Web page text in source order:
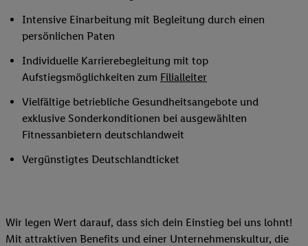
Intensive Einarbeitung mit Begleitung durch einen
persönlichen Paten
Individuelle Karrierebegleitung mit top
Aufstiegsmöglichkeiten zum Filialleiter
Vielfältige betriebliche Gesundheitsangebote und
exklusive Sonderkonditionen bei ausgewählten
Fitnessanbietern deutschlandweit
Vergünstigtes Deutschlandticket
Wir legen Wert darauf, dass sich dein Einstieg bei uns lohnt!
Mit attraktiven Benefits und einer Unternehmenskultur, die